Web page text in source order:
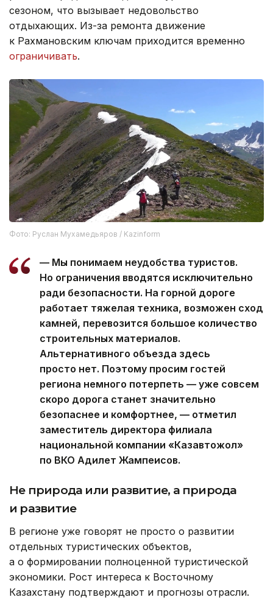
сезоном, что вызывает недовольство
отдыхающих. Из-за ремонта движение
к Рахмановским ключам приходится временно
ограничивать.
Фото: Руслан Мухамедьяров / Kazinform
— Мы понимаем неудобства туристов.
Но ограничения вводятся исключительно
ради безопасности. На горной дороге
работает тяжелая техника, возможен сход
камней, перевозится большое количество
строительных материалов.
Альтернативного объезда здесь
просто нет. Поэтому просим гостей
региона немного потерпеть — уже совсем
скоро дорога станет значительно
безопаснее и комфортнее, — отметил
заместитель директора филиала
национальной компании «Казавтожол»
по ВКО Адилет Жампеисов.
Не природа или развитие, а природа
и развитие
В регионе уже говорят не просто о развитии
отдельных туристических объектов,
а о формировании полноценной туристической
экономики. Рост интереса к Восточному
Казахстану подтверждают и прогнозы отрасли.